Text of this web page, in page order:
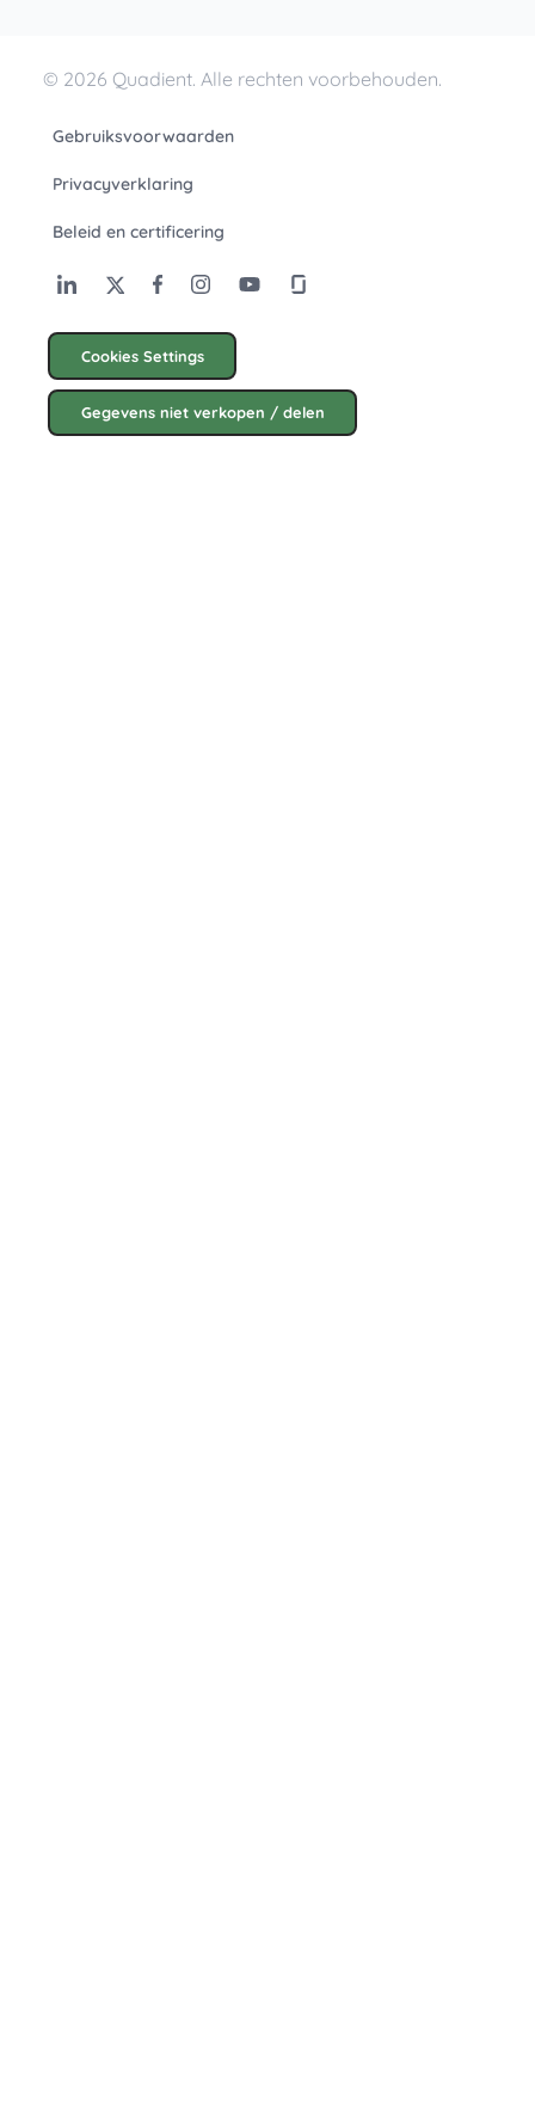
© 2026 Quadient. Alle rechten voorbehouden.
Gebruiksvoorwaarden
Privacyverklaring
Beleid en certificering
Cookies Settings
Gegevens niet verkopen / delen